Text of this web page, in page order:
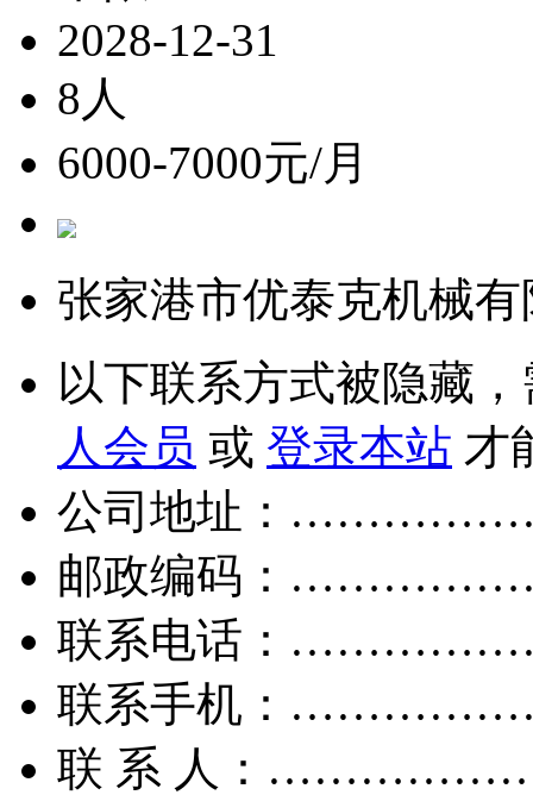
2028-12-31
8人
6000-7000元/月
张家港市优泰克机械
以下联系方式被隐藏
人会员 或 登录本站 才
公司地址：
邮政编码：
联系电话：
联系手机：
联 系 人：